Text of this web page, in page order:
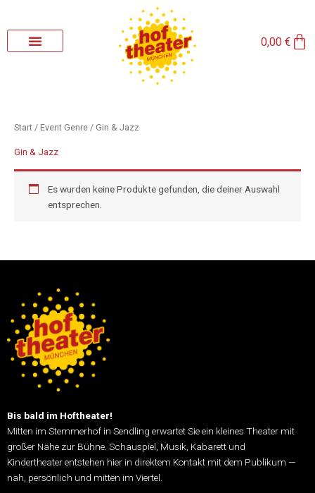
springen
0,00 €
Start / Event Genre / Gin & Jazz
Gin & Jazz
Es wurden keine Produkte gefunden, die deiner Auswahl
entsprechen.
Bis bald im Hoftheater!
Mitten im Stemmerhof in Sendling erwartet Sie ein kleines Theater mit
großer Nähe zur Bühne. Schauspiel, Musik, Kabarett und
Kindertheater entstehen hier in direktem Kontakt mit dem Publikum —
nah, persönlich und mitten im Viertel.